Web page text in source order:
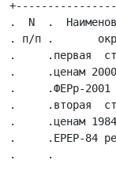
+------------------------------------------------------------------------+
.  N  .  Наименование федерального   .   Территориальные коэффициенты:   .
. п/п .       округа и региона       +-----------------------------------.
.     .первая  строка  -  к   сметным.к элементам прямых затрат .к общей .
.     .ценам 2000 года  по  ФЕР-2001,.        (без НДС)         .стоимос-.
.     .ФЕРр-2001                     +--------------------------. ти СМР .
.     .вторая  строка  -  к   сметным. оплата .эксплуа-.материа-.  (без  .
.     .ценам 1984 года по  ВРЕР-87  и. труда  . тация  .  лы с  .  НДС)  .
.     .ЕРЕР-84 региона               .рабочих-.строите-.достав- .        .
.     .                              .строите-. льных  .  кой   .        .
.     .                              .  лей   .машин и .        .        .
.     .                              .        .механиз-.        .        .
.     .                              .        .  мов   .        .        .
+-----+------------------------------+--------+--------+--------+--------.
.  1  .              2               .   3    .   4    .   5    .   6    .
+-----+------------------------------+--------+--------+--------+--------.
.  I  .Центральный федеральный округ,.  6,558 .  4,622 .  3,570 .  4,141 .
.     .в среднем                     .        .        .        .        .
.     .                              +--------+--------+--------+--------.
.     .                              .100,90  . 97,06  . 85,62  . 87,64  .
+-----+------------------------------+--------+--------+--------+--------.
.  1  .Белгородская область          .  5,654 .  4,774 .  3,883 .  4,183 .
.     .                              +--------+--------+--------+--------.
.     .                              . 86,99  . 94,06  . 81,86  . 81,87  .
+-----+------------------------------+--------+--------+--------+--------.
.  2  .Брянская область              .  6,860 .  4,876 .  3,793 .  4,375 .
.     .                              +--------+--------+--------+--------.
.     .                              . 84,67  . 85,06  . 80,92  . 80,22  .
+-----+------------------------------+--------